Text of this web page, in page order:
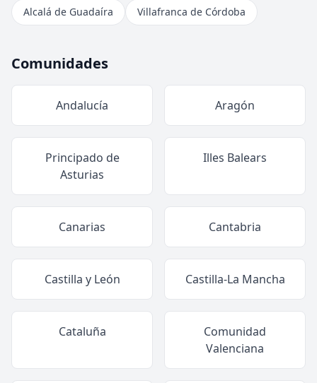
Alcalá de Guadaíra
Villafranca de Córdoba
Comunidades
Andalucía Aragón
Principado de
Asturias
Illes Balears
Canarias Cantabria
Castilla y León Castilla-La Mancha
Cataluña
Comunidad
Valenciana